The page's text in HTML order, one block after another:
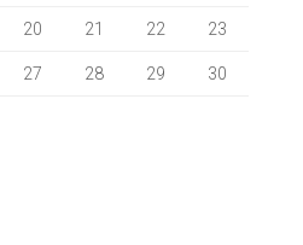
20 21 22 23
27 28 29 30